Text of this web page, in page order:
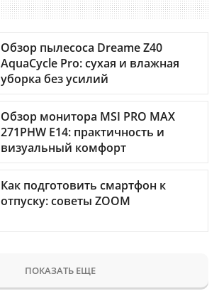
Обзор пылесоса Dreame Z40
AquaCycle Pro: сухая и влажная
уборка без усилий
Обзор монитора MSI PRO MAX
271PHW E14: практичность и
визуальный комфорт
Как подготовить смартфон к
отпуску: советы ZOOM
ПОКАЗАТЬ ЕЩЕ